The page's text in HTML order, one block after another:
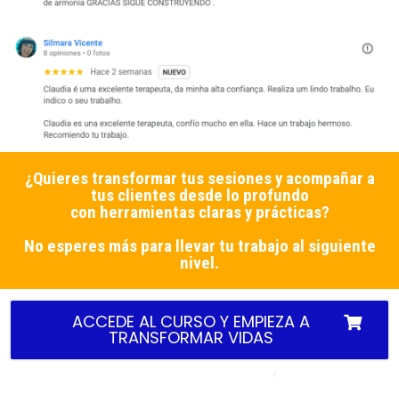
¿Quieres transformar tus sesiones y acompañar a
tus clientes desde lo profundo
con herramientas claras y prácticas?
No esperes más para llevar tu trabajo al siguiente
nivel.
ACCEDE AL CURSO Y EMPIEZA A
TRANSFORMAR VIDAS